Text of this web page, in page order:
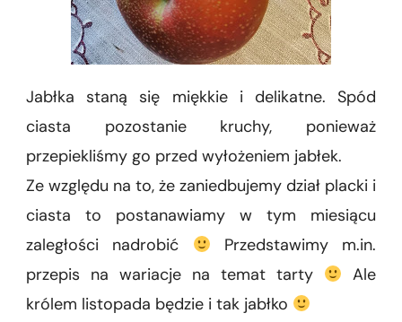
Jabłka staną się miękkie i delikatne. Spód
ciasta pozostanie kruchy, ponieważ
przepiekliśmy go przed wyłożeniem jabłek.
Ze względu na to, że zaniedbujemy dział placki i
ciasta to postanawiamy w tym miesiącu
zaległości nadrobić
Przedstawimy m.in.
przepis na wariacje na temat tarty
Ale
królem listopada będzie i tak jabłko